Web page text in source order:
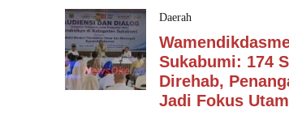
Daerah
Sukabumi: 174
Direhab,
Jadi Fokus